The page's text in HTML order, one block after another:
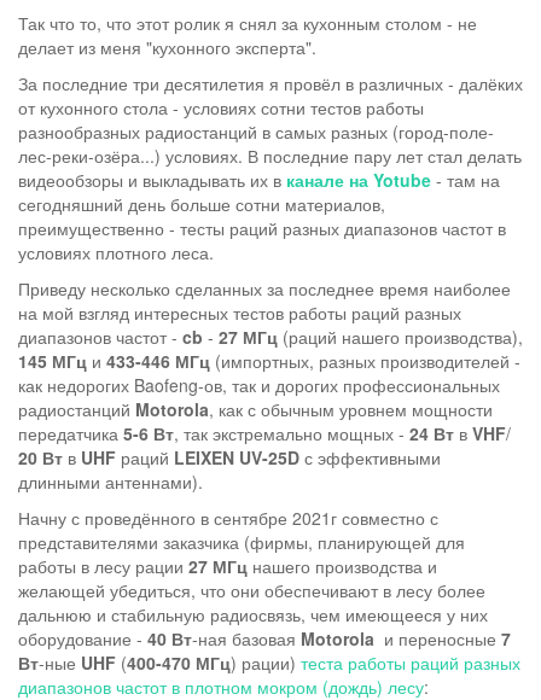
Так что то, что этот ролик я снял за кухонным столом - не
делает из меня "кухонного эксперта".
За последние три десятилетия я провёл в различных - далёких
от кухонного стола - условиях сотни тестов работы
разнообразных радиостанций в самых разных (город-поле-
лес-реки-озёра...) условиях. В последние пару лет стал делать
видеообзоры и выкладывать их в канале на Yotube - там на
сегодняшний день больше сотни материалов,
преимущественно - тесты раций разных диапазонов частот в
условиях плотного леса.
Приведу несколько сделанных за последнее время наиболее
на мой взгляд интересных тестов работы раций разных
диапазонов частот - cb - 27 МГц (раций нашего производства),
145 МГц и 433-446 МГц (импортных, разных производителей -
как недорогих Baofeng-ов, так и дорогих профессиональных
радиостанций Motorola, как с обычным уровнем мощности
передатчика 5-6 Вт, так экстремально мощных - 24 Вт в VHF/
20 Вт в UHF раций LEIXEN UV-25D с эффективными
длинными антеннами).
Начну с проведённого в сентябре 2021г совместно с
представителями заказчика (фирмы, планирующей для
работы в лесу рации 27 МГц нашего производства и
желающей убедиться, что они обеспечивают в лесу более
дальнюю и стабильную радиосвязь, чем имеющееся у них
оборудование - 40 Вт-ная базовая Motorola и переносные 7
Вт-ные UHF (400-470 МГц) рации) теста работы раций разных
диапазонов частот в плотном мокром (дождь) лесу: